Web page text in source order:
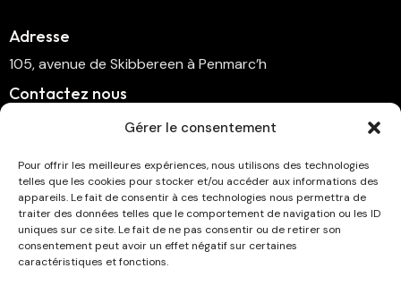
Gérer le consentement
Pour offrir les meilleures expériences, nous utilisons des technologies
telles que les cookies pour stocker et/ou accéder aux informations des
appareils. Le fait de consentir à ces technologies nous permettra de
traiter des données telles que le comportement de navigation ou les ID
uniques sur ce site. Le fait de ne pas consentir ou de retirer son
consentement peut avoir un effet négatif sur certaines
caractéristiques et fonctions.
Adresse
105, avenue de Skibbereen à Penmarc’h
Contactez nous
cinema.penmarch@orange.fr
Suivez-nous